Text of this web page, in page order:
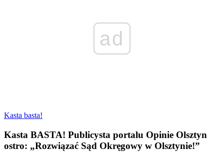
ad
Kasta basta!
Kasta BASTA! Publicysta portalu Opinie Olsztyn
ostro: „Rozwiązać Sąd Okręgowy w Olsztynie!”